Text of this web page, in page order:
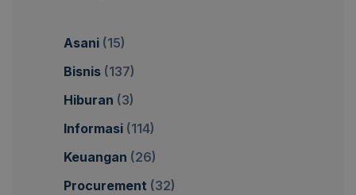
Asani (15)
Bisnis (137)
Hiburan (3)
Informasi (114)
Keuangan (26)
Procurement (32)